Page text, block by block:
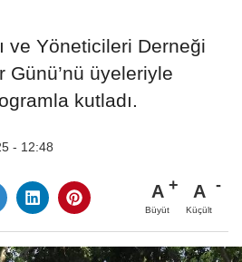
ve Yöneticileri Derneği
Günü’nü üyeleriyle
kutladı.
- 12:48
A
Büyüt
A
Küçült